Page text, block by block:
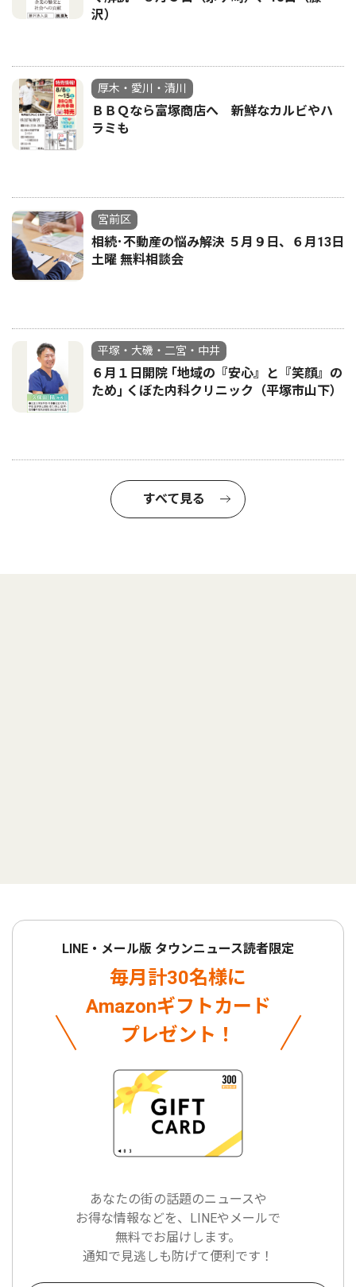
沢）
厚木・愛川・清川
ＢＢＱなら富塚商店へ 新鮮なカルビやハ
ラミも
宮前区
相続･不動産の悩み解決 ５月９日、６月13日
土曜 無料相談会
平塚・大磯・二宮・中井
６月１日開院 ｢地域の『安心』と『笑顔』の
ため｣ くぼた内科クリニック（平塚市山下）
すべて見る
LINE・メール版 タウンニュース読者限定
毎月計30名様に
Amazonギフトカード
プレゼント！
あなたの街の話題のニュースや
お得な情報などを、LINEやメールで
無料でお届けします。
通知で見逃しも防げて便利です！